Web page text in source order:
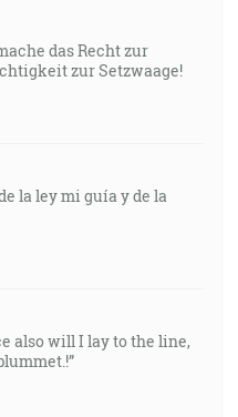
das Recht zur
zur Setzwaage!
la ley mi guía y de la
also will I lay to the line,